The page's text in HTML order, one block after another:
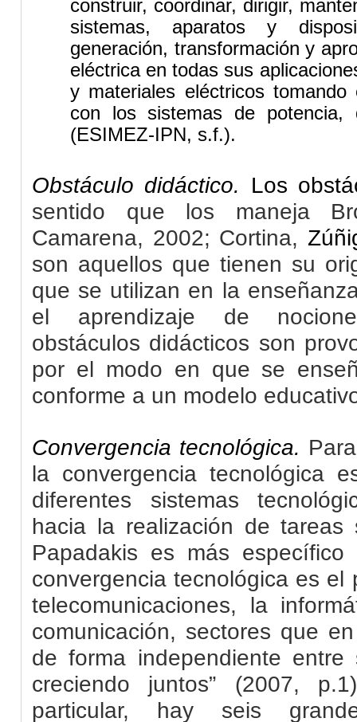
construir,​ coordinar, dirigir,
sistemas, aparatos y
generación, transformación y
eléctrica en todas sus
y materiales eléctricos
con los sistemas de potencia,
(ESIMEZ-IPN, s.f.).
Obstáculo didáctico. Los
sentido que los maneja
Camarena, 2002; Cortina,
son aquellos que tienen su
que se utilizan en la
el aprendizaje de
obstáculos didácticos son
por el modo en que se
conforme a un modelo
Convergencia tecnológica.
la convergencia tecnológica
diferentes sistemas
hacia la realización de tareas
Papadakis es más
convergencia tecnológica es el
telecomunicaciones, la
comunicación, sectores que
de forma independiente
creciendo juntos” (2007,
particular, hay seis